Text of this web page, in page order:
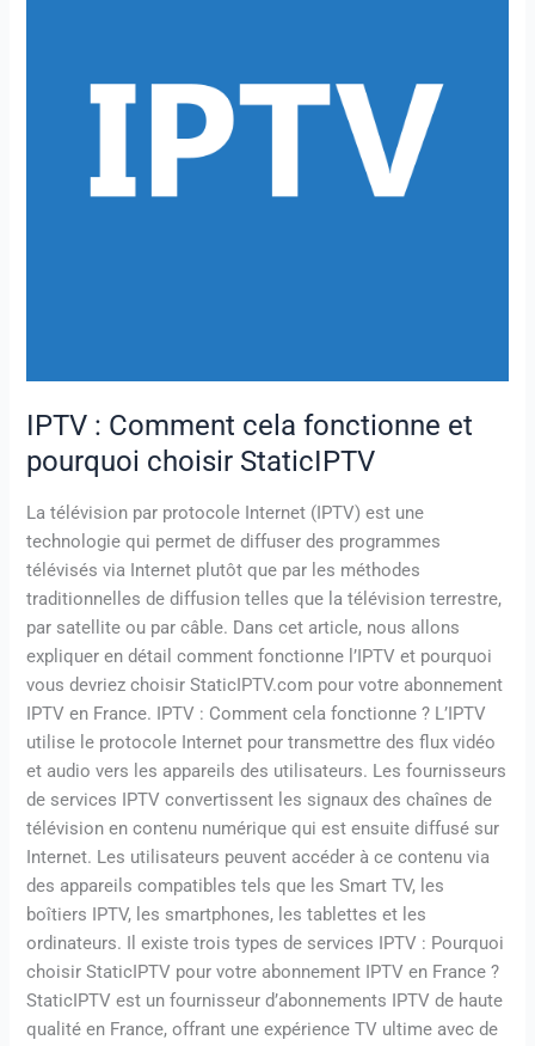
IPTV : Comment cela fonctionne et
pourquoi choisir StaticIPTV
La télévision par protocole Internet (IPTV) est une
technologie qui permet de diffuser des programmes
télévisés via Internet plutôt que par les méthodes
traditionnelles de diffusion telles que la télévision terrestre,
par satellite ou par câble. Dans cet article, nous allons
expliquer en détail comment fonctionne l’IPTV et pourquoi
vous devriez choisir StaticIPTV.com pour votre abonnement
IPTV en France. IPTV : Comment cela fonctionne ? L’IPTV
utilise le protocole Internet pour transmettre des flux vidéo
et audio vers les appareils des utilisateurs. Les fournisseurs
de services IPTV convertissent les signaux des chaînes de
télévision en contenu numérique qui est ensuite diffusé sur
Internet. Les utilisateurs peuvent accéder à ce contenu via
des appareils compatibles tels que les Smart TV, les
boîtiers IPTV, les smartphones, les tablettes et les
ordinateurs. Il existe trois types de services IPTV : Pourquoi
choisir StaticIPTV pour votre abonnement IPTV en France ?
StaticIPTV est un fournisseur d’abonnements IPTV de haute
qualité en France, offrant une expérience TV ultime avec de
pourquoi